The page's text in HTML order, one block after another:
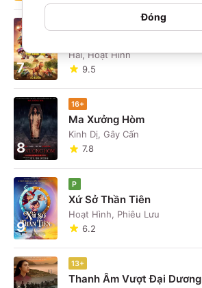
7
Hài, Hoạt Hình
9.5
8
16+
Ma Xưởng Hòm
Kinh Dị, Gây Cấn
7.8
9
P
Xứ Sở Thần Tiên
Hoạt Hình, Phiêu Lưu
6.2
13+
Thanh Âm Vượt Đại Dương
Đóng